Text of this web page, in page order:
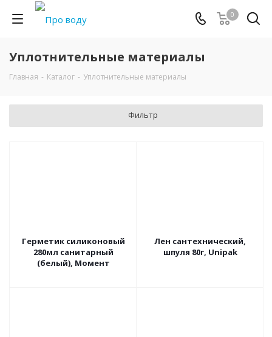
0
Уплотнительные материалы
Главная - Каталог - Уплотнительные материалы
Фильтр
Герметик силиконовый
280мл санитарный
(белый), Момент
Лен сантехнический,
шпуля 80г, Unipak